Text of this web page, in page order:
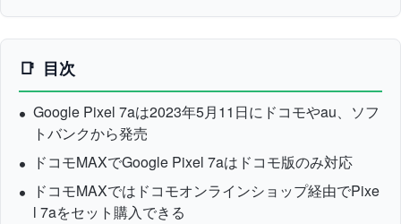
目次
Google Pixel 7aは2023年5月11日にドコモやau、ソフ
トバンクから発売
ドコモMAXでGoogle Pixel 7aはドコモ版のみ対応
ドコモMAXではドコモオンラインショップ経由でPixe
l 7aをセット購入できる